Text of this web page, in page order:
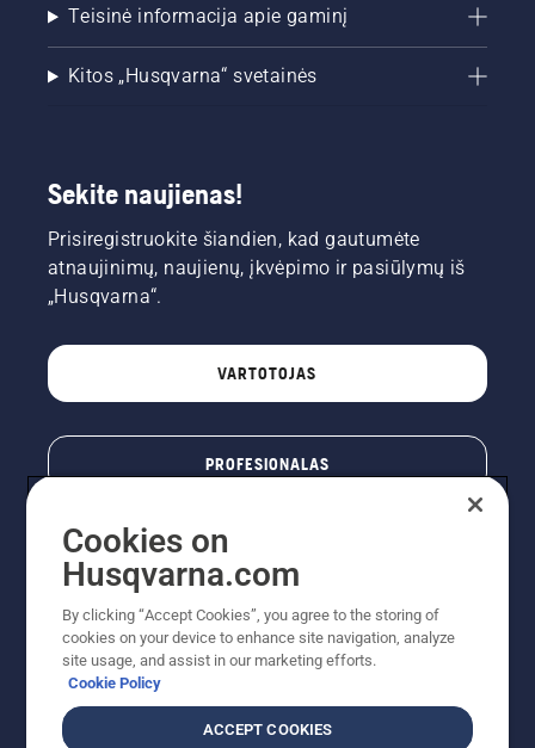
Teisinė informacija apie gaminį
Kitos „Husqvarna“ svetainės
Sekite naujienas!
Prisiregistruokite šiandien, kad gautumėte
atnaujinimų, naujienų, įkvėpimo ir pasiūlymų iš
„Husqvarna“.
VARTOTOJAS
PROFESIONALAS
© „Husqvarna AB“ (leid). Visos teisės priklauso autoriui.
Nurodoma rekomenduojama mažmeninė kaina (RMK),
Cookies on
Husqvarna.com
By clicking “Accept Cookies”, you agree to the storing of
cookies on your device to enhance site navigation, analyze
site usage, and assist in our marketing efforts.
Cookie Policy
ACCEPT COOKIES